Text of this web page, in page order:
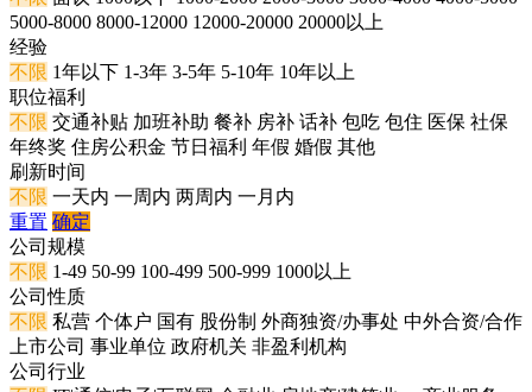
5000-8000 8000-12000 12000-20000 20000以上
经验
不限 1年以下 1-3年 3-5年 5-10年 10年以上
职位福利
不限 交通补贴 加班补助 餐补 房补 话补 包吃 包住 医保 社保
年终奖 住房公积金 节日福利 年假 婚假 其他
刷新时间
不限 一天内 一周内 两周内 一月内
重置 确定
公司规模
不限 1-49 50-99 100-499 500-999 1000以上
公司性质
不限 私营 个体户 国有 股份制 外商独资/办事处 中外合资/合作
上市公司 事业单位 政府机关 非盈利机构
公司行业